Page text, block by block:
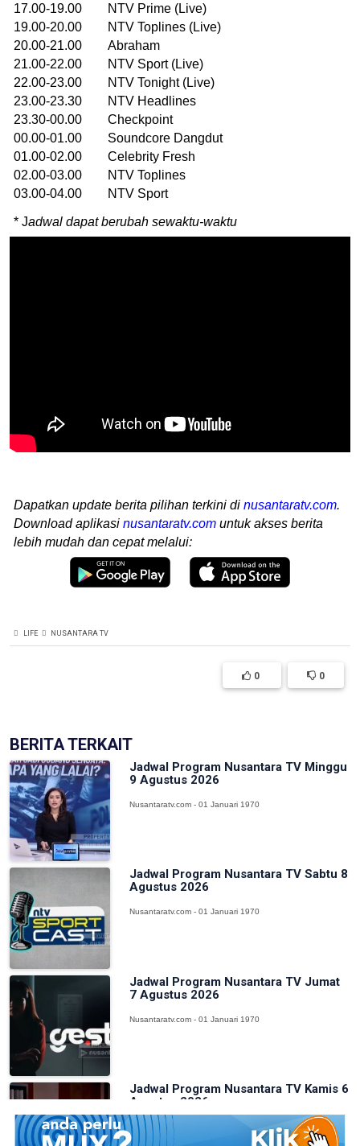
17.00-19.00 NTV Prime (Live)
19.00-20.00 NTV Toplines (Live)
20.00-21.00 Abraham
21.00-22.00 NTV Sport (Live)
22.00-23.00 NTV Tonight (Live)
23.00-23.30 NTV Headlines
23.30-00.00 Checkpoint
00.00-01.00 Soundcore Dangdut
01.00-02.00 Celebrity Fresh
02.00-03.00 NTV Toplines
03.00-04.00 NTV Sport
* Jadwal dapat berubah sewaktu-waktu
Dapatkan update berita pilihan terkini di nusantaratv.com.
Download aplikasi nusantaratv.com untuk akses berita
lebih mudah dan cepat melalui:
LIFE NUSANTARA TV
0 0
BERITA TERKAIT
Jadwal Program Nusantara TV Minggu
9 Agustus 2026
Nusantaratv.com - 01 Januari 1970
Jadwal Program Nusantara TV Sabtu 8
Agustus 2026
Nusantaratv.com - 01 Januari 1970
Jadwal Program Nusantara TV Jumat
7 Agustus 2026
Nusantaratv.com - 01 Januari 1970
Jadwal Program Nusantara TV Kamis 6
Agustus 2026
Nusantaratv.com - 01 Januari 1970